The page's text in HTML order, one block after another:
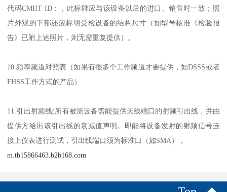
代码CMIIT ID：，此标牌应与该设备以后的进口、销售时一致；照
片外观的下部还应标明受检设备的结构尺寸（如型号核准《检验报
告》已附上述照片，则无需重复提供）。
10.频率频道对照表（如果有很多个工作频道才要提供，如DSSS或者
FHSS工作方式的产品）
11.引出射频线(所有被测设备需能提供天线端口的射频引出线，并由
提供方给出该引出线的衰减值声明。即能将设备发射的射频信号连
接上仪表进行测试，引出线端口须为标准口（如SMA），
m.tb15866463.b2b168.com